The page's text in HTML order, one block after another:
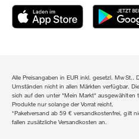
Alle Preisangaben in EUR inkl. gesetzl. MwSt..
Umständen nicht in allen Märkten verfügbar.
sich auf den unter "Mein Markt" ausgewählten
Produkte nur solange der Vorrat reicht.
*Paketversand ab 59 € versandkostenfrei, gilt
fallen zusätzliche Versandkosten an.